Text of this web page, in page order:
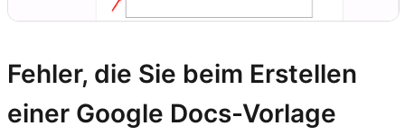
Fehler, die Sie beim Erstellen
einer Google Docs-Vorlage